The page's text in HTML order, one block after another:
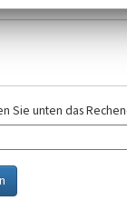
Sie unten das